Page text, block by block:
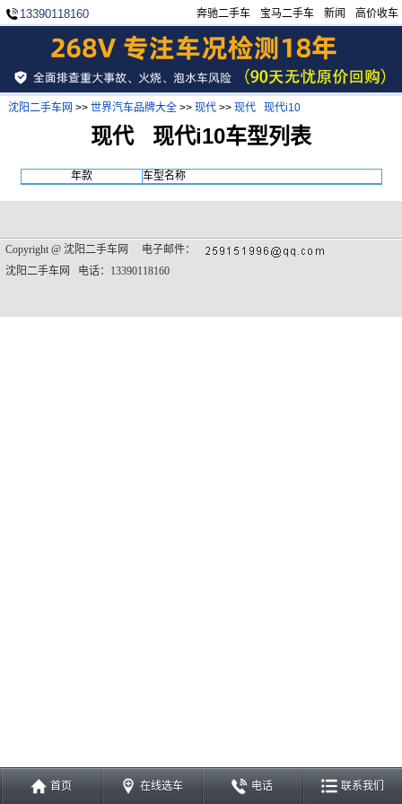
首页 在线选车 电话 联系我们
13390118160 高价收车
新闻
宝马二手车
奔驰二手车
沈阳二手车网 >> 世界汽车品牌大全>> 现代>> 现代 现代i10
现代 现代i10车型列表
年款 车型名称
Copyright @ 沈阳二手车网
电子邮件：
沈阳二手车网 电话：13390118160